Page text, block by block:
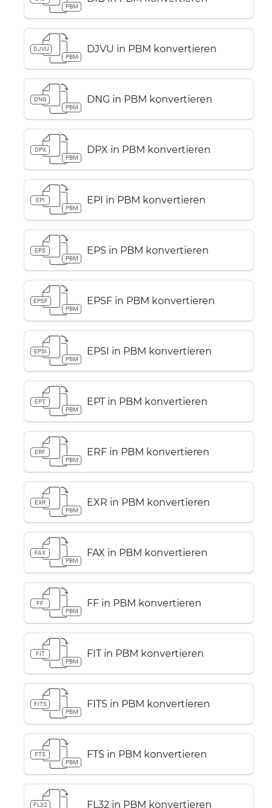
PBM
DJVU
PBM
DJVU in PBM konvertieren
DNG
PBM
DNG in PBM konvertieren
DPX
PBM
DPX in PBM konvertieren
EPI
PBM
EPI in PBM konvertieren
EPS
PBM
EPS in PBM konvertieren
EPSF
PBM
EPSF in PBM konvertieren
EPSI
PBM
EPSI in PBM konvertieren
EPT
PBM
EPT in PBM konvertieren
ERF
PBM
ERF in PBM konvertieren
EXR
PBM
EXR in PBM konvertieren
FAX
PBM
FAX in PBM konvertieren
FF
PBM
FF in PBM konvertieren
FIT
PBM
FIT in PBM konvertieren
FITS
PBM
FITS in PBM konvertieren
FTS
PBM
FTS in PBM konvertieren
FL32 FL32 in PBM konvertieren